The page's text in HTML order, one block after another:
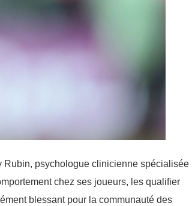
Rubin, psychologue clinicienne spécialisée
chez ses joueurs, les qualifier
blessant pour la communauté des